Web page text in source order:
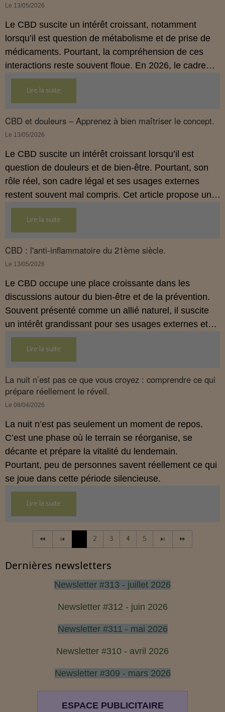
Le 13/05/2026
Le CBD suscite un intérêt croissant, notamment
lorsqu’il est question de métabolisme et de prise de
médicaments. Pourtant, la compréhension de ces
interactions reste souvent floue. En 2026, le cadre
légal français impose des règles strictes : seuls les
usages externes du CBD sont autorisés. Cet article
propose une mise au point claire et accessible pour
comprendre comment le CBD s’inscrit dans une
démarche de prévention, sans ingestion et sans
Lire la suite
CBD et douleurs – Apprenez à bien maîtriser le concept.
Le 13/05/2026
Le CBD suscite un intérêt croissant lorsqu’il est
question de douleurs et de bien‑être. Pourtant, son
rôle réel, son cadre légal et ses usages externes
restent souvent mal compris. Cet article propose une
mise au point claire, moderne et conforme à la
réglementation française de 2026, afin de mieux
comprendre comment le CBD s’intègre dans une
approche globale de prévention.
Lire la suite
CBD : l'anti-inflammatoire du 21ème siècle.
Le 13/05/2026
Le CBD occupe une place croissante dans les
discussions autour du bien‑être et de la prévention.
Souvent présenté comme un allié naturel, il suscite
un intérêt grandissant pour ses usages externes et
son interaction avec le système endocannabinoïde.
Cet article propose une mise au point claire, moderne
et conforme à la réglementation française de 2026.
Lire la suite
La nuit n’est pas ce que vous croyez : comprendre ce qui
prépare réellement le réveil.
Le 08/04/2026
La nuit n’est pas seulement un moment de repos.
C’est une phase où le terrain se réorganise, se
décante et prépare la vitalité du lendemain.
Pourtant, peu de personnes savent réellement ce qui
se joue dans cette période silencieuse.
Lire la suite
2 3 4 5
Dernières newsletters
Newsletter #313 - juillet 2026
Newsletter #312 - juin 2026
Newsletter #311 - mai 2026
Newsletter #310 - avril 2026
Newsletter #309 - mars 2026
ESPACE PUBLICITAIRE